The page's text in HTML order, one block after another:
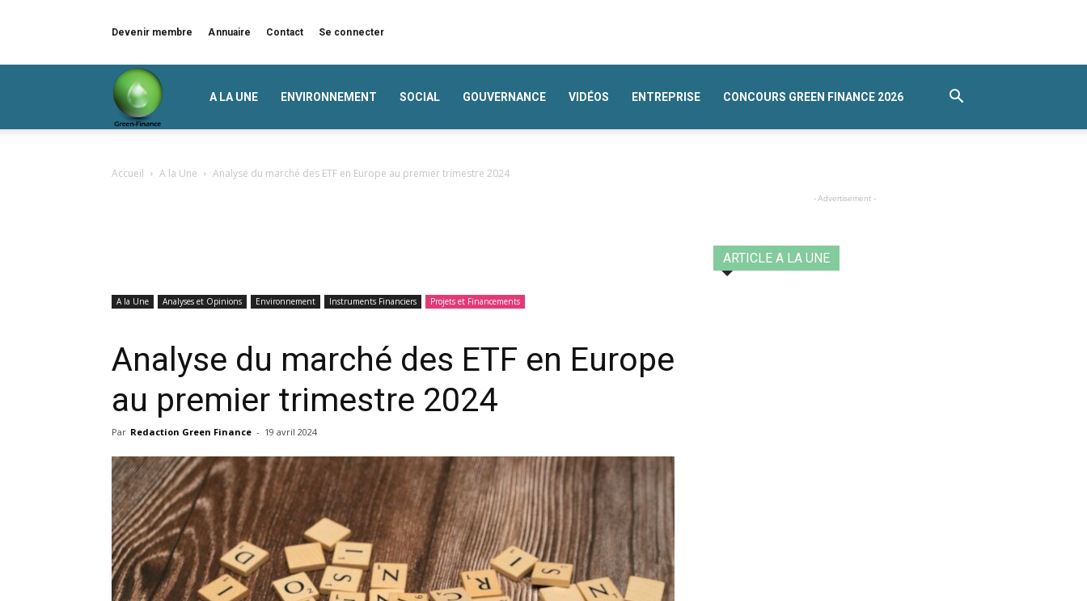
Devenir membre Annuaire Contact Se connecter
A LA UNE ENVIRONNEMENT SOCIAL GOUVERNANCE VIDÉOS ENTREPRISE CONCOURS GREEN FINANCE 2026
Accueil A la Une Analyse du marché des ETF en Europe au premier trimestre 2024
A la Une Analyses et Opinions Environnement Instruments Financiers Projets et Financements
Analyse du marché des ETF en Europe
au premier trimestre 2024
Par Redaction Green Finance - 19 avril 2024
- Advertisement -
ARTICLE A LA UNE